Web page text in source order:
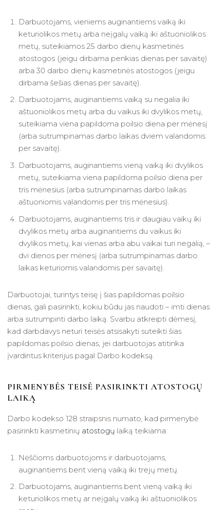
Darbuotojams, vieniems auginantiems vaiką iki
keturiolikos metų arba neįgalų vaiką iki aštuoniolikos
metų, suteikiamos 25 darbo dienų kasmetinės
atostogos (jeigu dirbama penkias dienas per savaitę)
arba 30 darbo dienų kasmetinės atostogos (jeigu
dirbama šešias dienas per savaitę).
Darbuotojams, auginantiems vaiką su negalia iki
aštuoniolikos metų arba du vaikus iki dvylikos metų,
suteikiama viena papildoma poilsio diena per mėnesį
(arba sutrumpinamas darbo laikas dviem valandomis
per savaitę).
Darbuotojams, auginantiems vieną vaiką iki dvylikos
metų, suteikiama viena papildoma poilsio diena per
tris mėnesius (arba sutrumpinamas darbo laikas
aštuoniomis valandomis per tris mėnesius).
Darbuotojams, auginantiems tris ir daugiau vaikų iki
dvylikos metų arba auginantiems du vaikus iki
dvylikos metų, kai vienas arba abu vaikai turi negalią, –
dvi dienos per mėnesį (arba sutrumpinamas darbo
laikas keturiomis valandomis per savaitę).
Darbuotojai, turintys teisę į šias papildomas poilsio
dienas, gali pasirinkti, kokiu būdu jas naudoti – imti dienas
arba sutrumpinti darbo laiką. Svarbu atkreipti dėmesį,
kad darbdavys neturi teisės atsisakyti suteikti šias
papildomas poilsio dienas, jei darbuotojas atitinka
įvardintus kriterijus pagal Darbo kodeksą.
PIRMENYBĖS TEISĖ PASIRINKTI ATOSTOGŲ
LAIKĄ
Darbo kodekso 128 straipsnis numato, kad pirmenybė
pasirinkti kasmetinių atostogų laiką teikiama:
Nėščioms darbuotojoms ir darbuotojams,
auginantiems bent vieną vaiką iki trejų metų.
Darbuotojams, auginantiems bent vieną vaiką iki
keturiolikos metų ar neįgalų vaiką iki aštuoniolikos